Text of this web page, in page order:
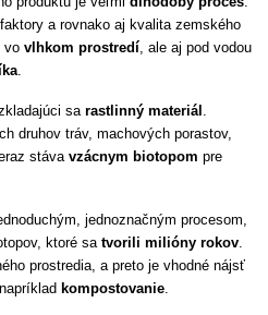
a rovnako aj kvalita zemského
vovlhkom prostredí , ale aj pod vodou
sarastlinný materiál
druhov tráv, machových porastov,
stávavzácnym biotopom pre
jednoznačným procesom,
ktoré satvorili milióny rokov
prostredia, a preto je vhodné nájsť
kompostovanie